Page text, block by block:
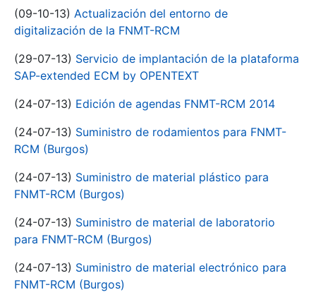
(09-10-13) Actualización del entorno de
digitalización de la FNMT-RCM
(29-07-13) Servicio de implantación de la plataforma
SAP-extended ECM by OPENTEXT
(24-07-13) Edición de agendas FNMT-RCM 2014
(24-07-13) Suministro de rodamientos para FNMT-
RCM (Burgos)
(24-07-13) Suministro de material plástico para
FNMT-RCM (Burgos)
(24-07-13) Suministro de material de laboratorio
para FNMT-RCM (Burgos)
(24-07-13) Suministro de material electrónico para
FNMT-RCM (Burgos)